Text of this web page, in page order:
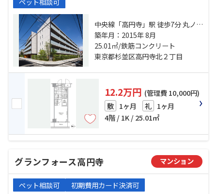
中央線「高円寺」駅 徒歩7分 丸ノ内
線「新高円寺」駅 徒歩18分 中央線
「中野」駅 徒歩20分
築年月：2015年 8月
25.01㎡/鉄筋コンクリート
東京都杉並区高円寺北２丁目
12.2万円 (管理費 10,000円)
敷 1ヶ月 礼 1ヶ月
4階 / 1K / 25.01㎡
グランフォース高円寺 マンション
ペット相談可 初期費用カード決済可